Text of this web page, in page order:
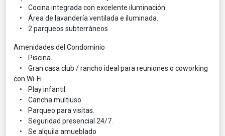
• Cocina integrada con excelente iluminación.
• Área de lavandería ventilada e iluminada.
• 2 parqueos subterráneos
Amenidades del Condominio
• Piscina.
• Gran casa club / rancho ideal para reuniones o coworking
con Wi-Fi.
• Play infantil.
• Cancha multiuso.
• Parqueo para visitas.
• Seguridad presencial 24/7.
• Se alquila amueblado